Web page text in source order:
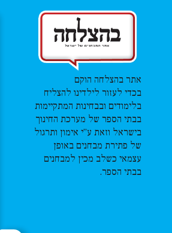
אתר בהצלחה הוקם
בכדי לעזור לילדינו להצליח
בלימודים ובבחינות המתקיימות
בבתי הספר של מערכת החינוך
בישראל וזאת ע”י אימון ותרגול
של פתירת מבחנים באופן
עצמאי כשלב מכין למבחנים
בבתי הספר.